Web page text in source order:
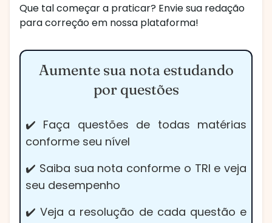
Que tal começar a praticar? Envie sua redação
para correção em nossa plataforma!
Aumente sua nota estudando
por questões
✔️ Faça questões de todas matérias
conforme seu nível
✔️ Saiba sua nota conforme o TRI e veja
seu desempenho
✔️ Veja a resolução de cada questão e